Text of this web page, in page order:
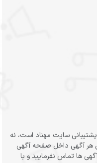
سایت مهناد است، نه
هر آگهی داخل صفحه آگهی
ها تماس نفرمایید و با